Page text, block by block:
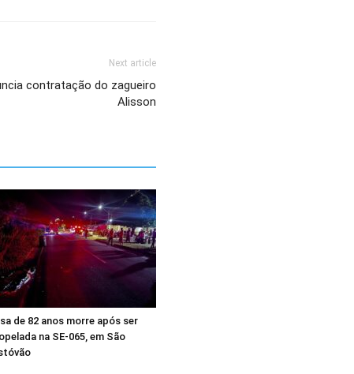
Next article
contratação do zagueiro
Alisson
de 82 anos morre após ser
na SE-065, em São